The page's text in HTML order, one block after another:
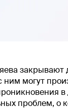
ним могут
проблем, о